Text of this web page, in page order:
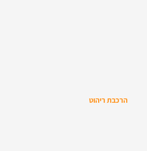
הרכבת ריהוט